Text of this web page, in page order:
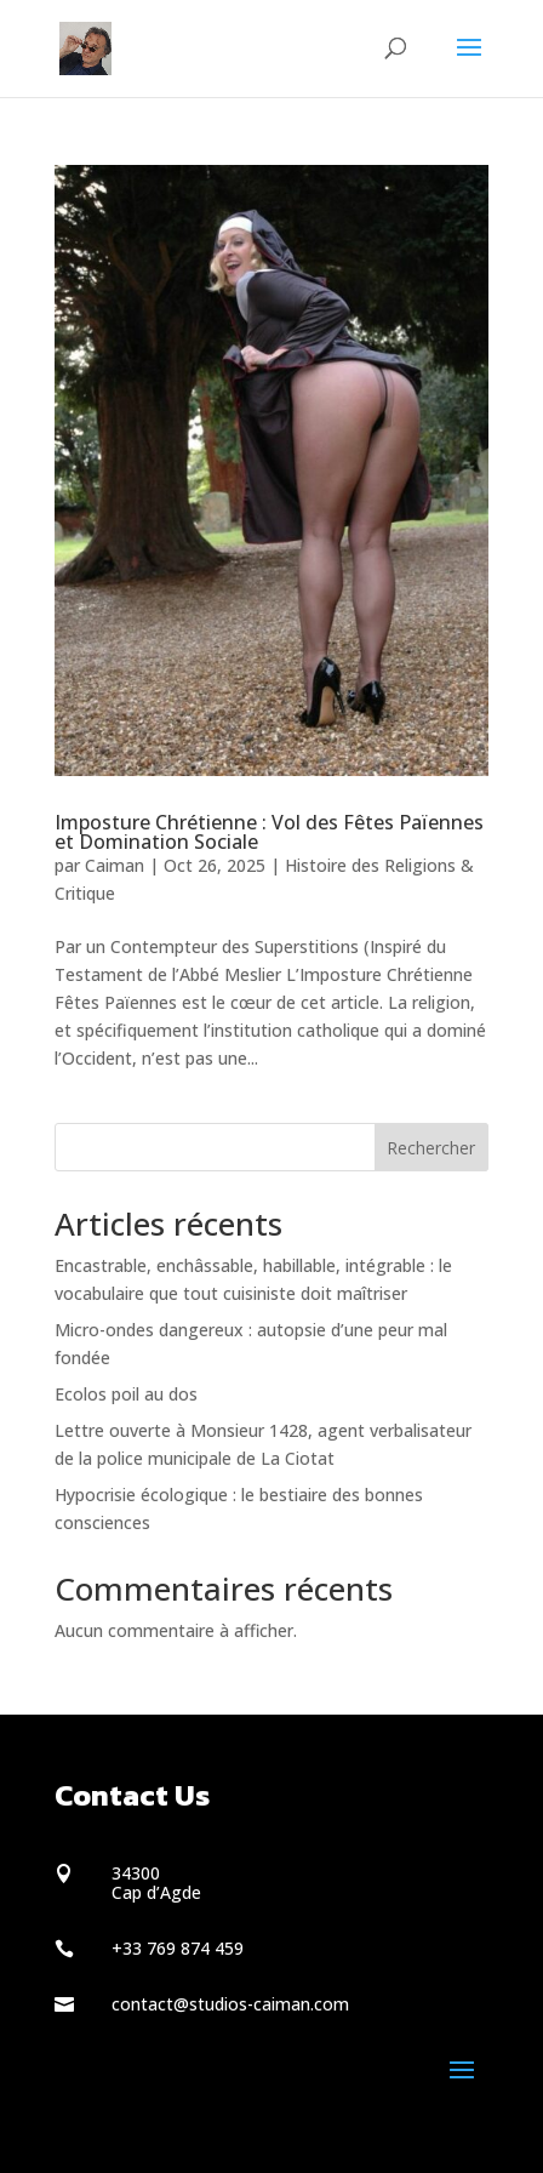
Imposture Chrétienne : Vol des Fêtes Païennes
et Domination Sociale
par Caiman | Oct 26, 2025 | Histoire des Religions &
Critique
Par un Contempteur des Superstitions (Inspiré du
Testament de l’Abbé Meslier L’Imposture Chrétienne
Fêtes Païennes est le cœur de cet article. La religion,
et spécifiquement l’institution catholique qui a dominé
l’Occident, n’est pas une...
Rechercher
Articles récents
Encastrable, enchâssable, habillable, intégrable : le
vocabulaire que tout cuisiniste doit maîtriser
Micro-ondes dangereux : autopsie d’une peur mal
fondée
Ecolos poil au dos
Lettre ouverte à Monsieur 1428, agent verbalisateur
de la police municipale de La Ciotat
Hypocrisie écologique : le bestiaire des bonnes
consciences
Commentaires récents
Aucun commentaire à afficher.
Contact Us

34300
Cap d’Agde
 +33 769 874 459
 contact@studios-caiman.com